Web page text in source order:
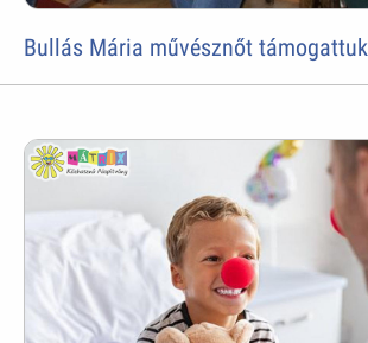
Bullás Mária művésznőt támogattuk